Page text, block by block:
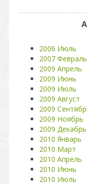
2006 Июль
2007 Февраль
2009 Апрель
2009 Июнь
2009 Июль
2009 Август
2009
2009 Ноябрь
2009 Декабрь
2010 Январь
2010 Март
2010 Апрель
2010 Июнь
2010 Июль